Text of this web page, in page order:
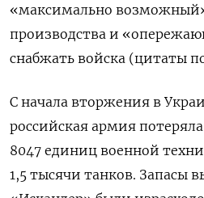
«максимально
производства и
снабжать войска (цитаты
С начала вторжения в
российская армия
8047 единиц военной
1,5 тысячи танков. Запасы